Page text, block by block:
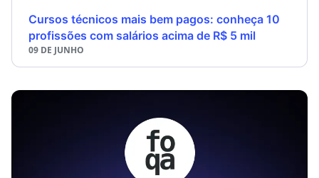
Cursos técnicos mais bem pagos: conheça 10
profissões com salários acima de R$ 5 mil
09 DE JUNHO